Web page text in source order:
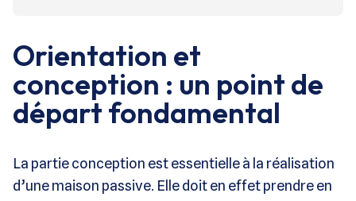
Orientation et
conception : un point de
départ fondamental
La partie conception est essentielle à la réalisation
d’une maison passive. Elle doit en effet prendre en